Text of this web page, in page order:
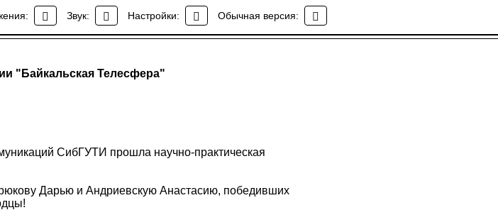
Звук: Настройки: Обычная версия:
колледжа
"Байкальская Телесфера"
СибГУТИ прошла научно-практическая
Дарью и Андриевскую Анастасию, победивших